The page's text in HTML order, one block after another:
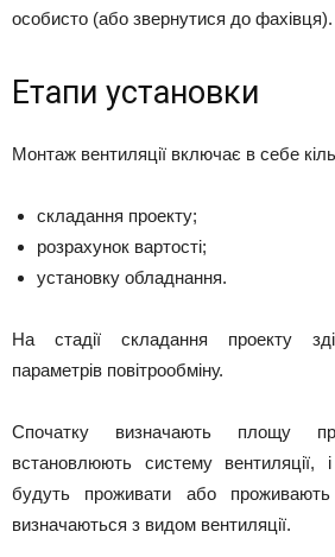
особисто (або звернутися до фахівця).
Етапи установки
Монтаж вентиляції включає в себе
складання проекту;
розрахунок вартості;
установку обладнання.
На стадії складання проекту
параметрів повітрообміну.
Спочатку визначають площу
встановлюють систему вентиляції,
будуть проживати або
визначаються з видом вентиляції.